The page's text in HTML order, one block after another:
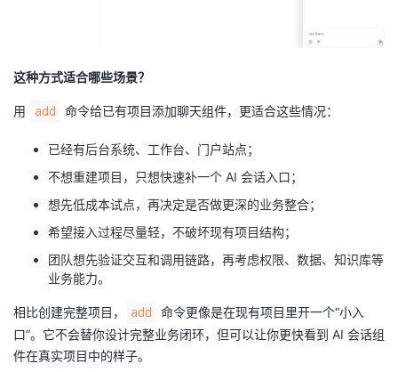
这种方式适合哪些场景？
用 add 命令给已有项目添加聊天组件，更适合这些情况：
已经有后台系统、工作台、门户站点；
不想重建项目，只想快速补一个 AI 会话入口；
想先低成本试点，再决定是否做更深的业务整合；
希望接入过程尽量轻，不破坏现有项目结构；
团队想先验证交互和调用链路，再考虑权限、数据、知识库等
业务能力。
相比创建完整项目， add
命令更像是在现有项目里开一个“小入
口”。它不会替你设计完整业务闭环，但可以让你更快看到 AI 会话组
件在真实项目中的样子。